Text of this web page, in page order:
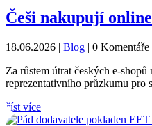
Češi nakupují
18.06.2026 | Blog | 0 Komentáře
Za růstem útrat českých e-
reprezentativního průzkumu pro
číst více